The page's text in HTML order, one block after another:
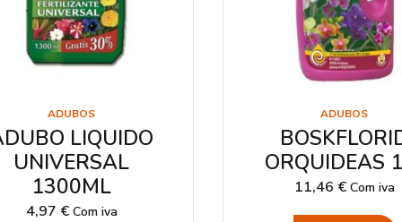
ADUBOS
LIQUIDO
UNIVERSAL
1300ML
4,97 € Com iva
ADUBOS
ORQUIDEAS
11,46 € Com iva